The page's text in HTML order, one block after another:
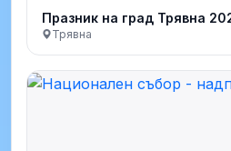
Празник на град Трявна
Трявна